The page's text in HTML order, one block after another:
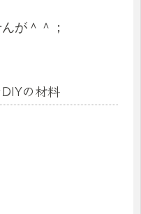
が＾＾；
の材料